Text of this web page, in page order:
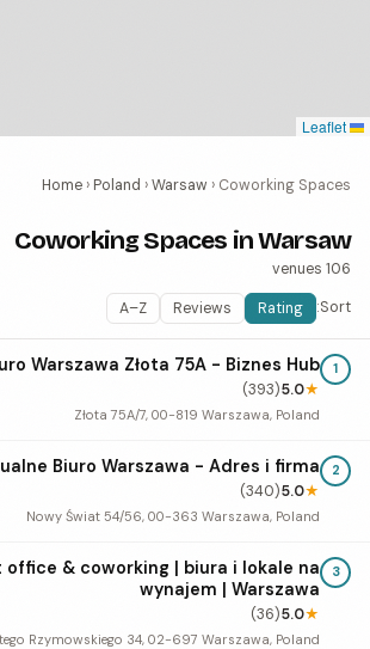
Home › Poland ›Warsaw › Coworking Spaces
Coworking Spaces in Warsaw
106 venues
Sort:
Rating
Reviews
A–Z
1
Warszawa Złota 75A - Biznes Hub
★
5.0
(393)
Złota 75A/7, 00-819 Warszawa, Poland
2
Biuro Warszawa - Adres i firma
★
5.0
(340)
Nowy Świat 54/56, 00-363 Warszawa, Poland
3
office & coworking | biura i lokale na
wynajem | Warszawa
★
5.0
(36)
Rzymowskiego 34, 02-697 Warszawa, Poland